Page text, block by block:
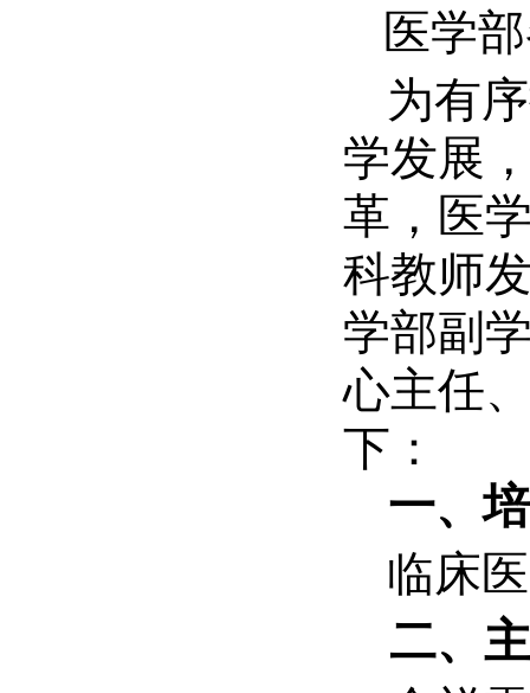
医学
为有
学发展
革，医
科教师
学部副
心主任
下：
一、
临床
二、